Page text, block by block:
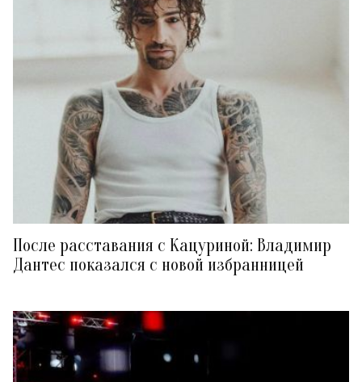
После расставания с Кацуриной: Владимир
Дантес показался с новой избранницей